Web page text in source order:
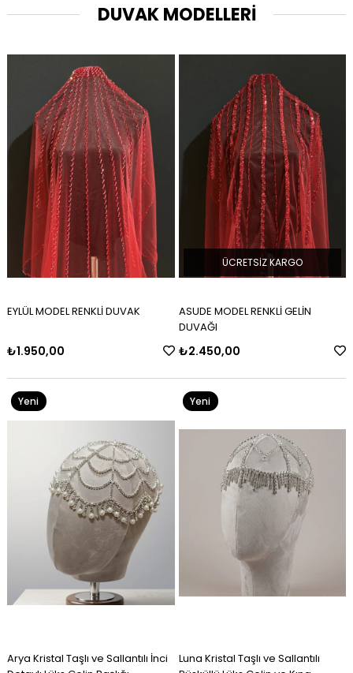
DUVAK MODELLERİ
ASUDE MODEL RENKLİ GELİN
₺2.450,00
ÜCRETSIZ KARGO
YENİ İNCİ MODEL GELİN
₺4.750,00
ÜCRETSIZ KARGO
Arya Kristal Taşlı ve Sallantılı İnci
Yeni
Ürün
Luna Kristal Taşlı ve Sallantılı
Yeni